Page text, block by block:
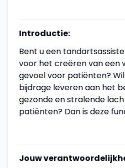
Introductie:
Bent u een
voor het creëren van een
gevoel voor patiënten?
bijdrage leveren aan het
gezonde en stralende
patiënten? Dan is deze
Jouw